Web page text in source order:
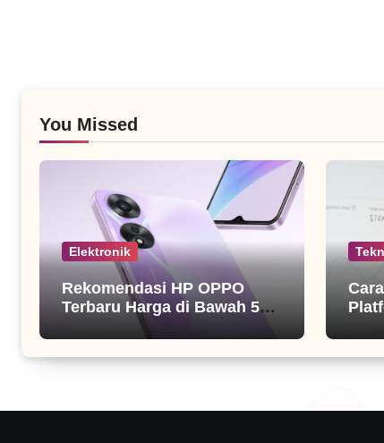
You Missed
Elektronik
Rekomendasi HP OPPO
Terbaru Harga di Bawah 5